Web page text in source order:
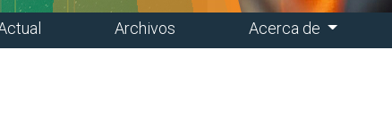
Archivos Acerca de